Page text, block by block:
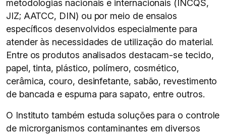
metodologias nacionais e internacionais (INCQS,
JIZ; AATCC, DIN) ou por meio de ensaios
específicos desenvolvidos especialmente para
atender às necessidades de utilização do material.
Entre os produtos analisados destacam-se tecido,
papel, tinta, plástico, polímero, cosmético,
cerâmica, couro, desinfetante, sabão, revestimento
de bancada e espuma para sapato, entre outros.
O Instituto também estuda soluções para o controle
de microrganismos contaminantes em diversos